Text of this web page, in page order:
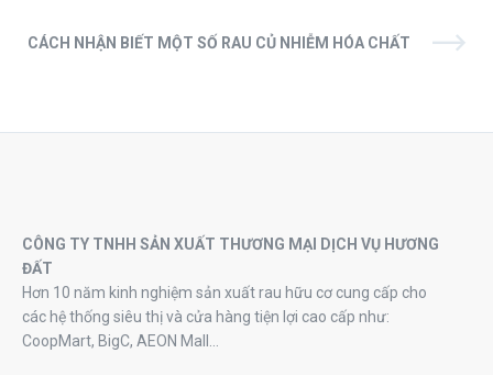
CÁCH NHẬN BIẾT MỘT SỐ RAU CỦ NHIỄM HÓA CHẤT
CÔNG TY TNHH SẢN XUẤT THƯƠNG MẠI DỊCH VỤ HƯƠNG
ĐẤT
Hơn 10 năm kinh nghiệm sản xuất rau hữu cơ cung cấp cho
các hệ thống siêu thị và cửa hàng tiện lợi cao cấp như:
CoopMart, BigC, AEON Mall…